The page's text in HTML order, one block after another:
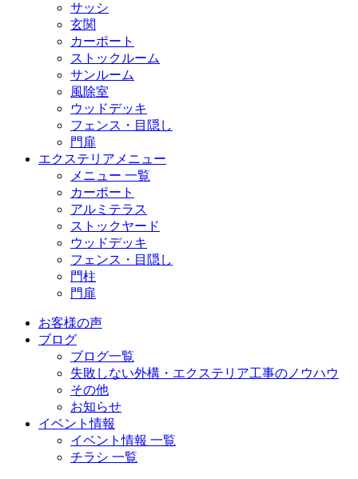
サッシ
玄関
カーポート
ストックルーム
サンルーム
風除室
ウッドデッキ
フェンス・目隠し
門扉
エクステリアメニュー
メニュー 一覧
カーポート
アルミテラス
ストックヤード
ウッドデッキ
フェンス・目隠し
門柱
門扉
お客様の声
ブログ
ブログ一覧
失敗しない外構・エクステリア工事のノウハウ
その他
お知らせ
イベント情報
イベント情報 一覧
チラシ 一覧